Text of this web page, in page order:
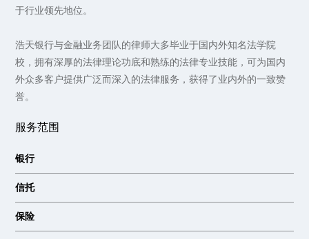
于行业领先地位。
浩天银行与金融业务团队的律师大多毕业于国内外知名法学院
校，拥有深厚的法律理论功底和熟练的法律专业技能，可为国内
外众多客户提供广泛而深入的法律服务，获得了业内外的一致赞
誉。
服务范围
银行
信托
保险